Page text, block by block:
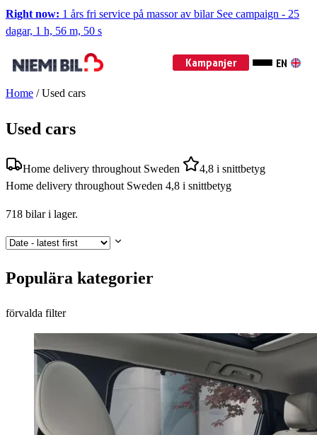
Right now: 1 års fri service på massor av bilar See campaign - 25
dagar, 1 h, 56 m, 49 s
Kampanjer EN
Home / Used cars
Used cars
Home delivery throughout Sweden
4,8 i snittbetyg
Home delivery throughout Sweden 4,8 i snittbetyg
718 bilar i lager.
Populära kategorier
förvalda filter